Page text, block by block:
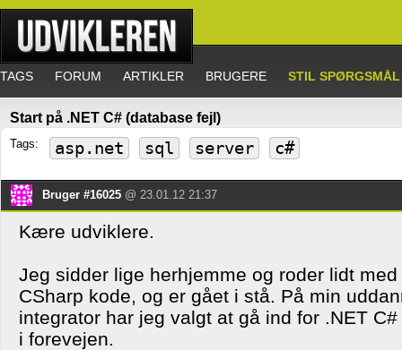
TAGS FORUM ARTIKLER BRUGERE STIL SPØRGSMÅL
Start på .NET C# (database fejl)
Tags: asp.net sql server c#
Bruger #16025 @ 23.01.12 21:37
Kære udviklere.
Jeg sidder lige herhjemme og roder lidt
CSharp kode, og er gået i stå. På min
integrator har jeg valgt at gå ind for .NET
i forevejen.